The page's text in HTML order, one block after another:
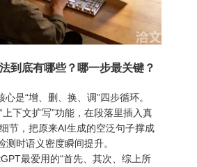
到底有哪些？哪一步最关键？
心是“增、删、换、调”四步循环。
下文扩写”功能，在段落里插入真
节，把原来AI生成的空泛句子撑成
测时语义密度瞬间提升。
最爱用的“首先、其次、综上所